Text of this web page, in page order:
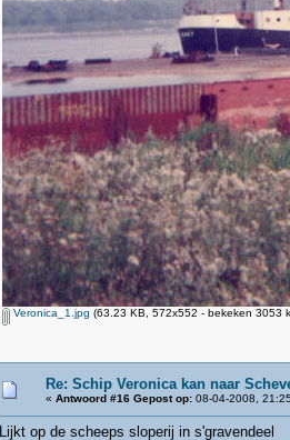
Veronica_1.jpg (63.23 KB, 572x552 - bekeken 3053
Re: Schip Veronica kan naar
« Antwoord #16 Gepost op:08-04-2008,
Lijkt op de scheeps sloperij in s'gravendeel